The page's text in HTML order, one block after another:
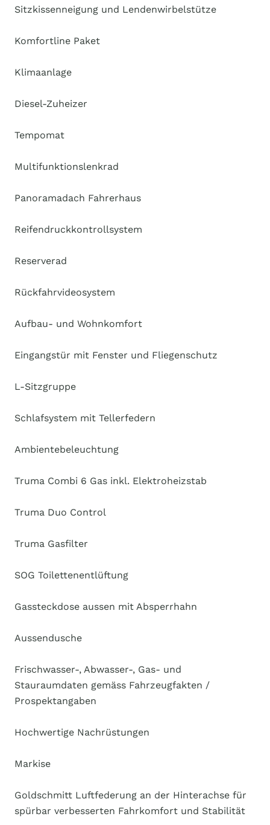
Sitzkissenneigung und Lendenwirbelstütze
Komfortline Paket
Klimaanlage
Diesel-Zuheizer
Tempomat
Multifunktionslenkrad
Panoramadach Fahrerhaus
Reifendruckkontrollsystem
Reserverad
Rückfahrvideosystem
Aufbau- und Wohnkomfort
Eingangstür mit Fenster und Fliegenschutz
L-Sitzgruppe
Schlafsystem mit Tellerfedern
Ambientebeleuchtung
Truma Combi 6 Gas inkl. Elektroheizstab
Truma Duo Control
Truma Gasfilter
SOG Toilettenentlüftung
Gassteckdose aussen mit Absperrhahn
Aussendusche
Frischwasser-, Abwasser-, Gas- und
Stauraumdaten gemäss Fahrzeugfakten /
Prospektangaben
Hochwertige Nachrüstungen
Markise
Goldschmitt Luftfederung an der Hinterachse für
spürbar verbesserten Fahrkomfort und Stabilität